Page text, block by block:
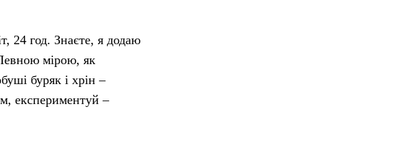
24 год. Знаєте, я додаю
мірою, як
буряк і хрін –
експериментуй –